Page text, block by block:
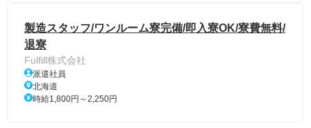
製造スタッフ/ワンルーム寮完備/即入寮OK/寮費無料/
退寮
Fulfill株式会社
派遣社員
北海道
時給1,800円～2,250円